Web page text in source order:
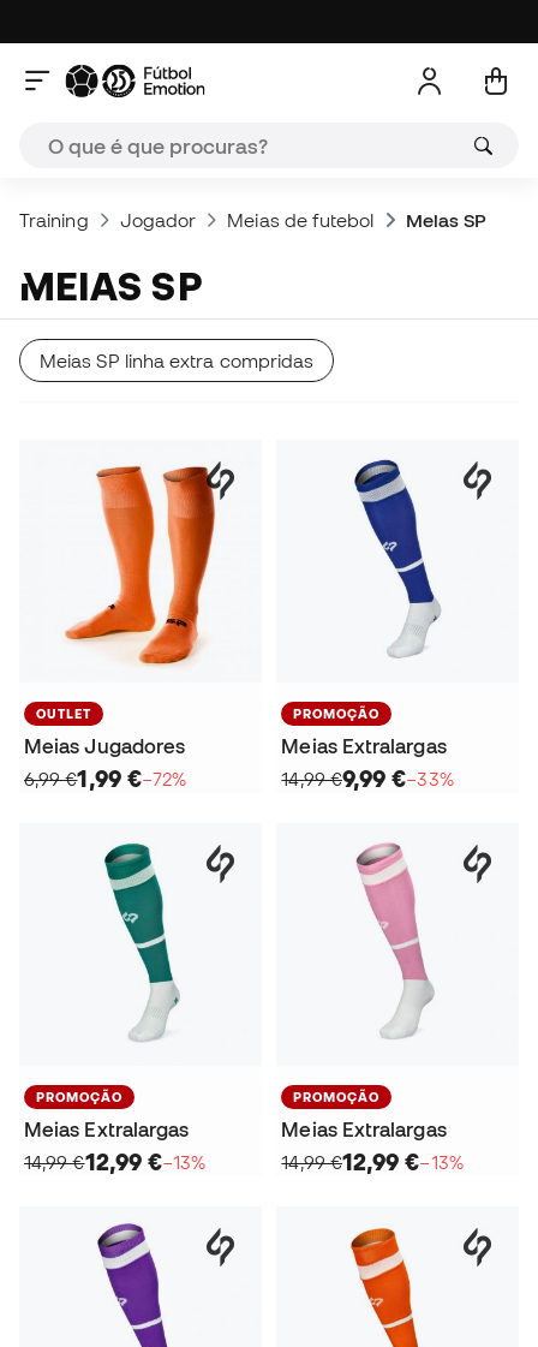
Training Jogador Meias de futebol Meias SP
MEIAS SP
Meias SP linha extra compridas
OUTLET
Meias Jugadores
6,99 €1,99 €−72%
PROMOÇÃO
Meias Extralargas
14,99 €9,99 €−33%
PROMOÇÃO
Meias Extralargas
14,99 €12,99 €−13%
PROMOÇÃO
Meias Extralargas
14,99 €12,99 €−13%